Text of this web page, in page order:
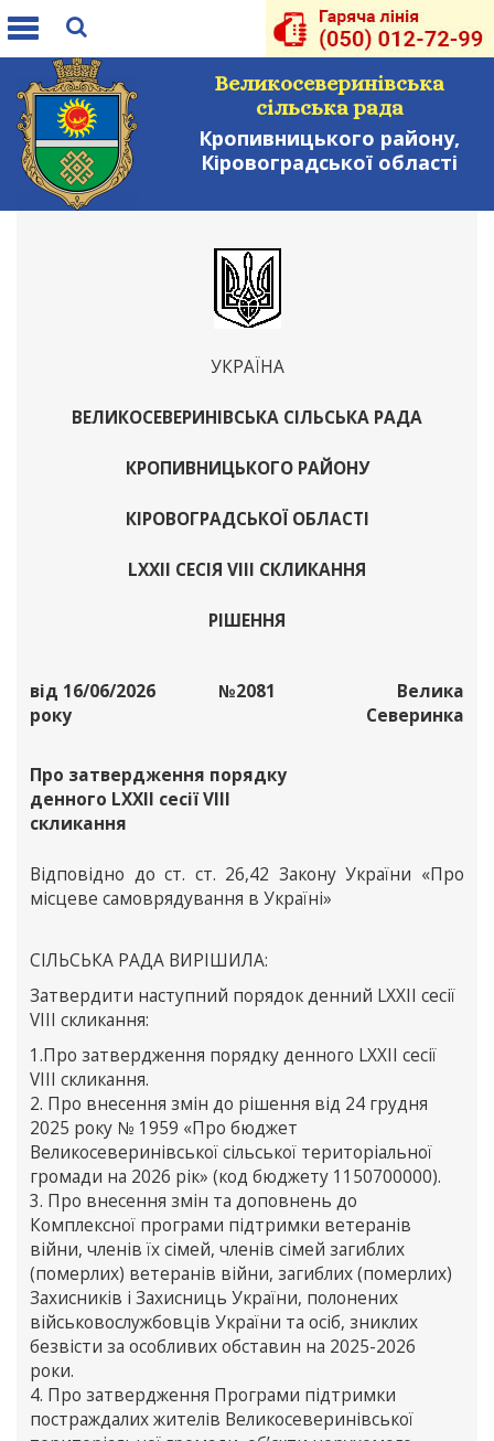
Toggle
Великосеверинівська
сільська рада
Кропивницького району,
Кіровоградської області
УКРАЇНА
ВЕЛИКОСЕВЕРИНІВСЬКА СІЛЬСЬКА РАДА
КРОПИВНИЦЬКОГО РАЙОНУ
КІРОВОГРАДСЬКОЇ ОБЛАСТІ
LXХІІ СЕСІЯ VІІІ СКЛИКАННЯ
РІШЕННЯ
від 16/06/2026
року
№2081
Велика
Северинка
Про затвердження порядку
денного LXXIІ сесії VIII
скликання
Відповідно до ст. ст. 26,42 Закону України «Про
місцеве самоврядування в Україні»
СІЛЬСЬКА РАДА ВИРІШИЛА:
Затвердити наступний порядок денний LXXIІ сесії
VIII скликання:
1.Про затвердження порядку денного LXXIІ сесії
VIII скликання.
2. Про внесення змін до рішення від 24 грудня
2025 року № 1959 «Про бюджет
Великосеверинівської сільської територіальної
громади на 2026 рік» (код бюджету 1150700000).
3. Про внесення змін та доповнень до
Комплексної програми підтримки ветеранів
війни, членів їх сімей, членів сімей загиблих
(померлих) ветеранів війни, загиблих (померлих)
Захисників і Захисниць України, полонених
військовослужбовців України та осіб, зниклих
безвісти за особливих обставин на 2025-2026
роки.
4. Про затвердження Програми підтримки
постраждалих жителів Великосеверинівської